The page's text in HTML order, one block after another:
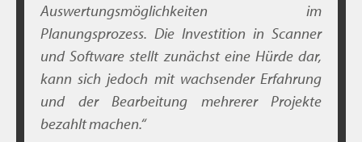
Auswertungsmöglichkeiten im
Planungsprozess. Die Investition in Scanner
und Software stellt zunächst eine Hürde dar,
kann sich jedoch mit wachsender Erfahrung
und der Bearbeitung mehrerer Projekte
bezahlt machen.“